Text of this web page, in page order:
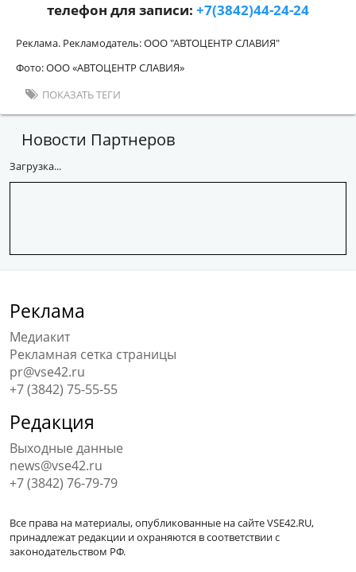
телефон для записи: +7(3842)44-24-24
Реклама. Рекламодатель: ООО "АВТОЦЕНТР СЛАВИЯ"
Фото: ООО «АВТОЦЕНТР СЛАВИЯ»
ПОКАЗАТЬ ТЕГИ
Новости Партнеров
Загрузка...
Реклама
Медиакит
Рекламная сетка страницы
pr@vse42.ru
+7 (3842) 75-55-55
Редакция
Выходные данные
news@vse42.ru
+7 (3842) 76-79-79
Все права на материалы, опубликованные на сайте VSE42.RU,
принадлежат редакции и охраняются в соответствии с
законодательством РФ.